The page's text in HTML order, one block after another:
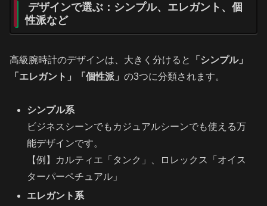
デザインで選ぶ：シンプル、エレガント、個
性派など
高級腕時計のデザインは、大きく分けると
「シンプル」
「エレガント」「個性派」 の3つに分類されます。
シンプル系
ビジネスシーンでもカジュアルシーンでも使える万
能デザインです。
【例】カルティエ「タンク」、ロレックス「オイス
ターパーペチュアル」
エレガント系